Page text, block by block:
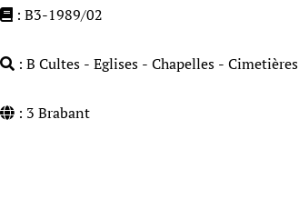
: B3-1989/02
: B Cultes - Eglises - Chapelles - Cimetières
: 3 Brabant